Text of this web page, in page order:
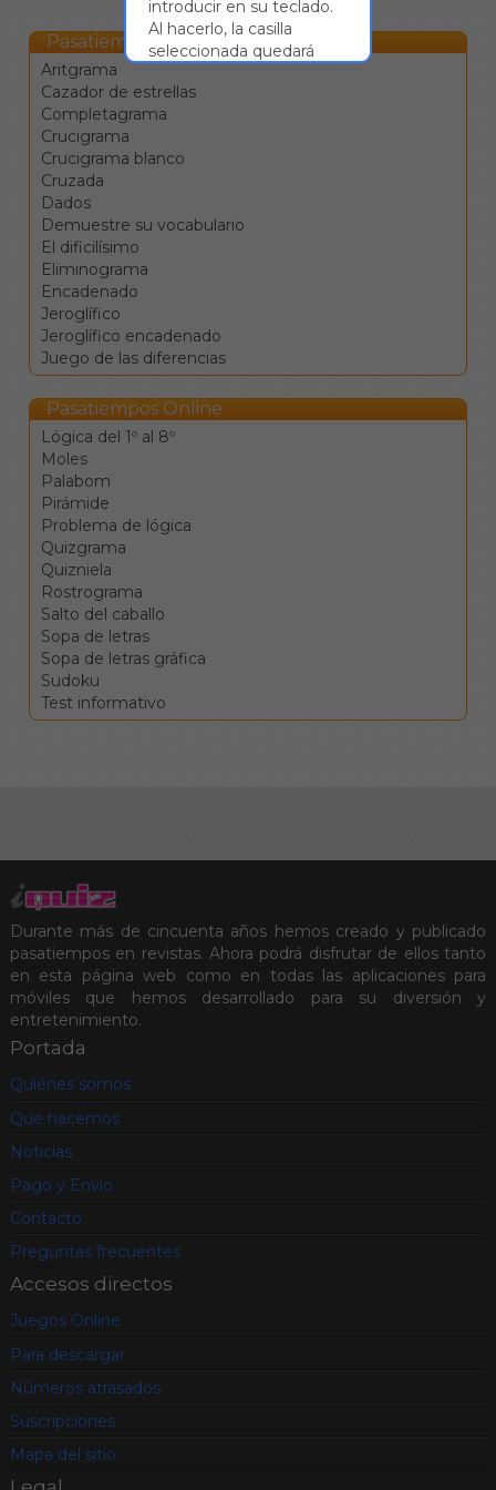
Pasatiempos Online
Aritgrama
Cazador de estrellas
Completagrama
Crucigrama
Crucigrama blanco
Cruzada
Dados
Demuestre su vocabulario
El dificilísimo
Eliminograma
Encadenado
Jeroglífico
Jeroglífico encadenado
Juego de las diferencias
Pasatiempos Online
Lógica del 1º al 8º
Moles
Palabom
Pirámide
Problema de lógica
Quizgrama
Quizniela
Rostrograma
Salto del caballo
Sopa de letras
Sopa de letras gráfica
Sudoku
Test informativo
Durante más de cincuenta años hemos creado y publicado
pasatiempos en revistas. Ahora podrá disfrutar de ellos tanto
en esta página web como en todas las aplicaciones para
móviles que hemos desarrollado para su diversión y
entretenimiento.
Portada
Quiénes somos
Qué hacemos
Noticias
Pago y Envío
Contacto
Preguntas frecuentes
Accesos directos
Juegos Online
Para descargar
Números atrasados
Suscripciones
Mapa del sitio
introducir en su teclado.
Al hacerlo, la casilla
seleccionada quedará
se seleccionará la
siguiente. Así, podrá
de la palabra sin
Las flechas ← ↑ → ↓
para saltar a la
siguiente definición.
cambia la dirección de
desplazamiento.
anterior.
celdas
comprobar, pista y